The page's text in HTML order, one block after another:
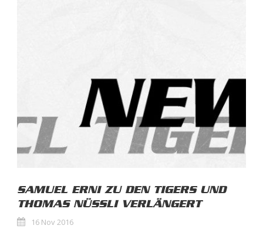
SAMUEL ERNI ZU DEN TIGERS UND
THOMAS NÜSSLI VERLÄNGERT
16 Nov 2016